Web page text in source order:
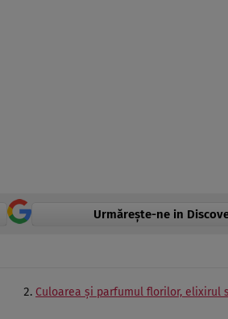
Urmărește-ne in
Culoarea și parfumul florilor, elixirul